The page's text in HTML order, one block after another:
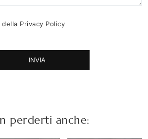
della Privacy Policy
INVIA
perderti anche: